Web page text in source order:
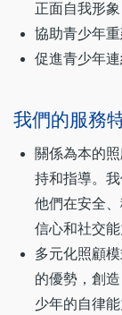
正面自我形象
協助青少年
促進青少年
我們的服務
關係為本的
持和指導。
他們在安全
信心和社交能
多元化照顧
的優勢，創
少年的自律